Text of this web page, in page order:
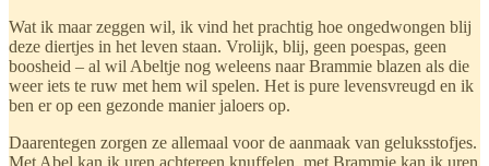
Wat ik maar zeggen wil, ik vind het prachtig hoe ongedwongen blij
deze diertjes in het leven staan. Vrolijk, blij, geen poespas, geen
boosheid – al wil Abeltje nog weleens naar Brammie blazen als die
weer iets te ruw met hem wil spelen. Het is pure levensvreugd en ik
ben er op een gezonde manier jaloers op.
Daarentegen zorgen ze allemaal voor de aanmaak van geluksstofjes.
Met Abel kan ik uren achtereen knuffelen, met Brammie kan ik uren